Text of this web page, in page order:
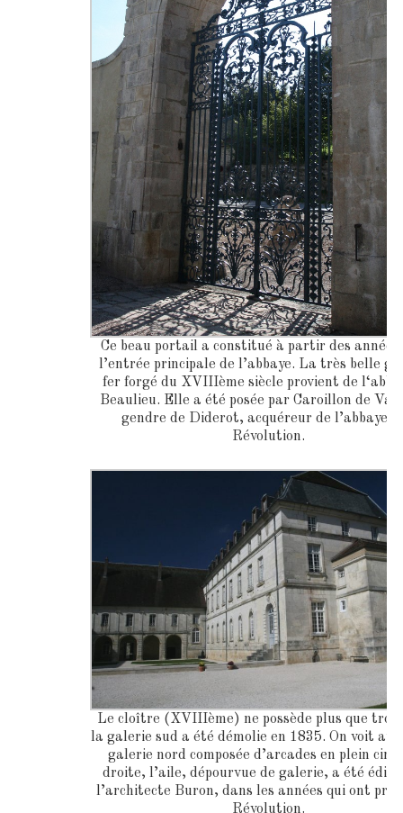
Ce beau portail a constitué à partir des années
l’entrée principale de l’abbaye. La très belle
fer forgé du XVIIIème siècle provient de
Beaulieu. Elle a été posée par Caroillon de
gendre de Diderot, acquéreur de l’abbaye à
Révolution.
Le cloître (XVIIIème) ne possède plus que
la galerie sud a été démolie en 1835. On voit au
galerie nord composée d’arcades en plein
droite, l’aile, dépourvue de galerie, a été
l’architecte Buron, dans les années qui ont
Révolution.